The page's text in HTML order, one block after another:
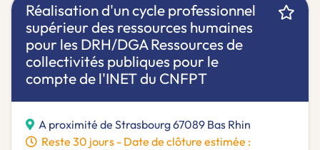
Réalisation d'un cycle professionnel
supérieur des ressources humaines
pour les DRH/DGA Ressources de
collectivités publiques pour le
compte de l'INET du CNFPT
A proximité de Strasbourg 67089 Bas Rhin
Reste 30 jours - Date de clôture estimée :